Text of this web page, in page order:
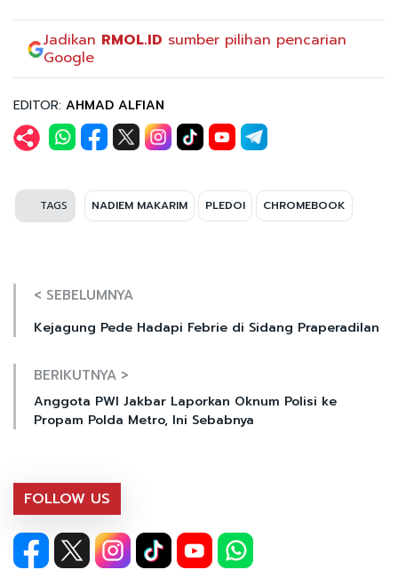
Jadikan RMOL.ID sumber pilihan pencarian
Google
EDITOR: AHMAD ALFIAN
TAGS NADIEM MAKARIM PLEDOI CHROMEBOOK
< SEBELUMNYA
Kejagung Pede Hadapi Febrie di Sidang Praperadilan
BERIKUTNYA >
Anggota PWI Jakbar Laporkan Oknum Polisi ke
Propam Polda Metro, Ini Sebabnya
FOLLOW US